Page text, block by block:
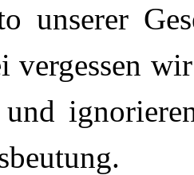
unserer
vergessen
und